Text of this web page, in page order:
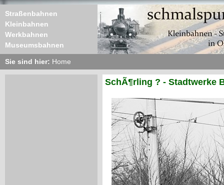
Straßenbahnen
Kleinbahnen
Werkbahnen
Museumsbahnen
Sie sind hier: Home
SchÃ¶rling ? - Stadtwerke